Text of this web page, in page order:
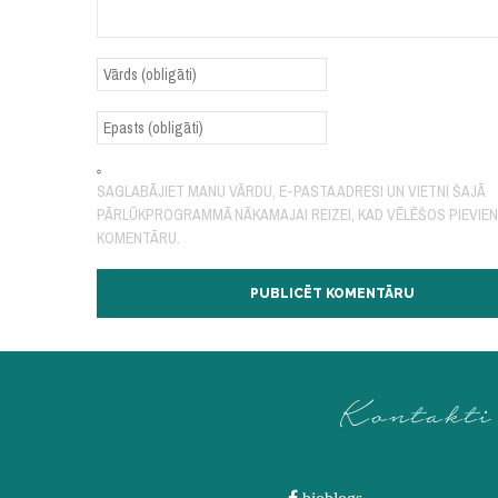
SAGLABĀJIET MANU VĀRDU, E-PASTA ADRESI UN VIETNI ŠAJĀ
PĀRLŪKPROGRAMMĀ NĀKAMAJAI REIZEI, KAD VĒLĒŠOS
KOMENTĀRU.
Kontakti